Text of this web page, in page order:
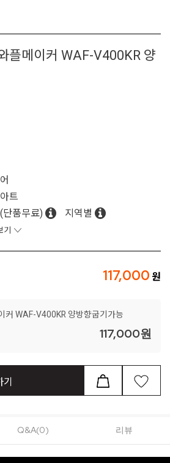
플메이커 WAF-V400KR 양
트
단품무료)
지역별
기
117,000
커 WAF-V400KR 양방향굽기가능
117,000원
기
Q&A(0) 리뷰